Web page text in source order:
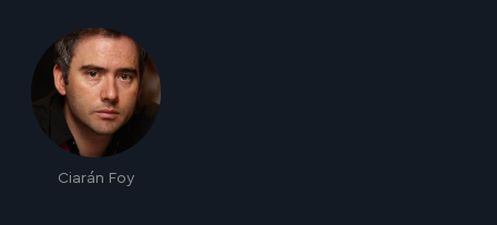
Ciarán Foy